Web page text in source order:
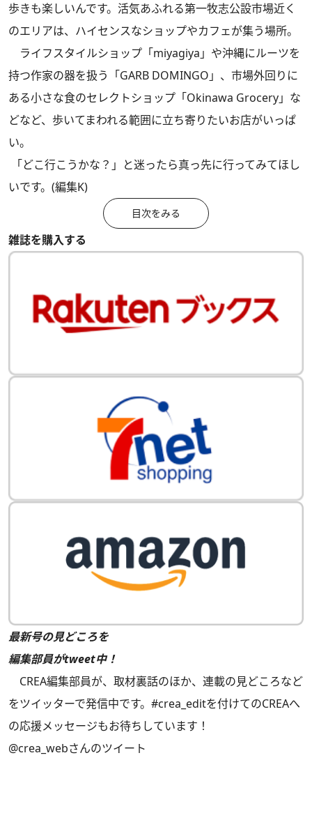
歩きも楽しいんです。活気あふれる第一牧志公設市場近く
のエリアは、ハイセンスなショップやカフェが集う場所。
ライフスタイルショップ「miyagiya」や沖縄にルーツを
持つ作家の器を扱う「GARB DOMINGO」、市場外回りに
ある小さな食のセレクトショップ「Okinawa Grocery」な
どなど、歩いてまわれる範囲に立ち寄りたいお店がいっぱ
い。
「どこ行こうかな？」と迷ったら真っ先に行ってみてほし
いです。(編集K)
目次をみる
雑誌を購入する
最新号の見どころを
編集部員がtweet中！
CREA編集部員が、取材裏話のほか、連載の見どころなど
をツイッターで発信中です。#crea_editを付けてのCREAへ
の応援メッセージもお待ちしています！
@crea_webさんのツイート